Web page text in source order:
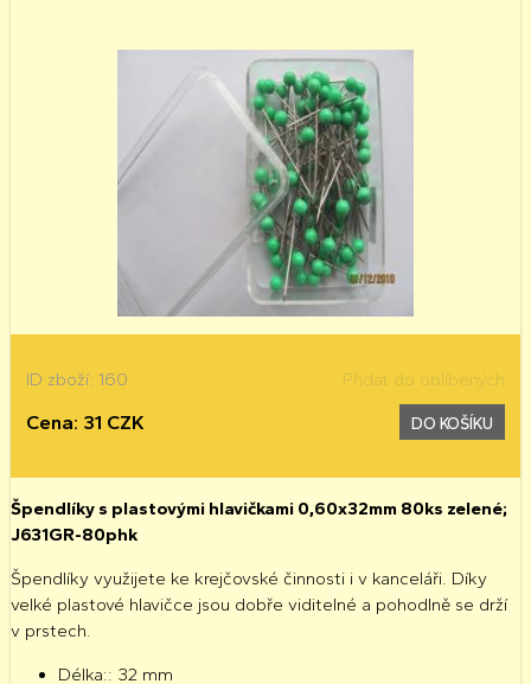
ID zboží: 160 Přidat do oblíbených
Cena: 31 CZK DO KOŠÍKU
Špendlíky s plastovými hlavičkami 0,60x32mm 80ks zelené;
J631GR-80phk
Špendlíky využijete ke krejčovské činnosti i v kanceláři. Díky
velké plastové hlavičce jsou dobře viditelné a pohodlně se drží
v prstech.
Délka:: 32 mm